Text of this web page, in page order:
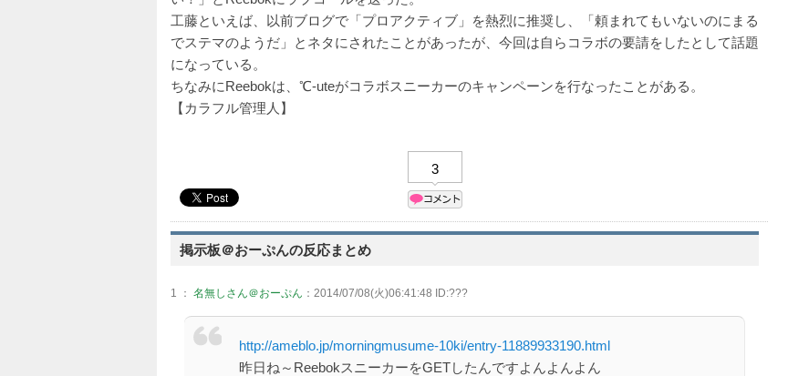
工藤といえば、以前ブログで「プロアクティブ」を熱烈に推奨し、「頼まれてもいないのにまる
でステマのようだ」とネタにされたことがあったが、今回は自らコラボの要請をしたとして話題
になっている。
ちなみにReebokは、℃-uteがコラボスニーカーのキャンペーンを行なったことがある。
【カラフル管理人】
3
掲示板＠おーぷんの反応まとめ
1 ： 名無しさん＠おーぷん ：2014/07/08(火)06:41:48 ID:???
http://ameblo.jp/morningmusume-10ki/entry-11889933190.html
昨日ね～ReebokスニーカーをGETしたんですよんよんよん